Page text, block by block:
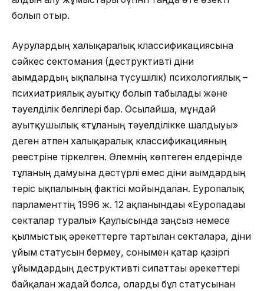
болып отыр.
Аурулардың халықаралық классификациясына
сәйкес сектомания (деструктивті діни
ағымдардың ықпалына түсушілік) психологиялық –
психиатриялық ауытқу болып табылады және
тәуелділік белгілері бар. Осылайша, мұндай
ауытқушылық «тұлғаның тәуелділікке шалдығуы»
деген атпен халықаралық классификацияның
реестріне тіркелген. Әлемнің көптеген елдерінде
тұлғаның дамуына дәстүрлі емес діни ағымдардың
теріс ықпалының фактісі мойындалған. Еуропалық
парламенттің 1996 ж. 12 ақпанындағы «Еуропадағы
секталар туралы» Қаулысында заңсыз немесе
қылмыстық әрекеттерге тартылған секталарға, діни
ұйым статусын бермеу, сонымен қатар қазіргі
ұйымдардың деструктивті сипаттағы әрекеттері
байқалған жағдай болса, оларды бұл статусынан